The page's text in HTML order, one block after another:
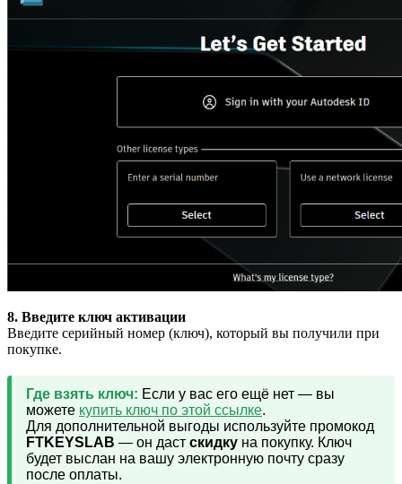
8. Введите ключ активации
Введите серийный номер (ключ), который вы получили при
покупке.
Где взять ключ: Если у вас его ещё нет — вы
можете купить ключ по этой ссылке.
Для дополнительной выгоды используйте промокод
FTKEYSLAB — он даст скидку на покупку. Ключ
будет выслан на вашу электронную почту сразу
после оплаты.